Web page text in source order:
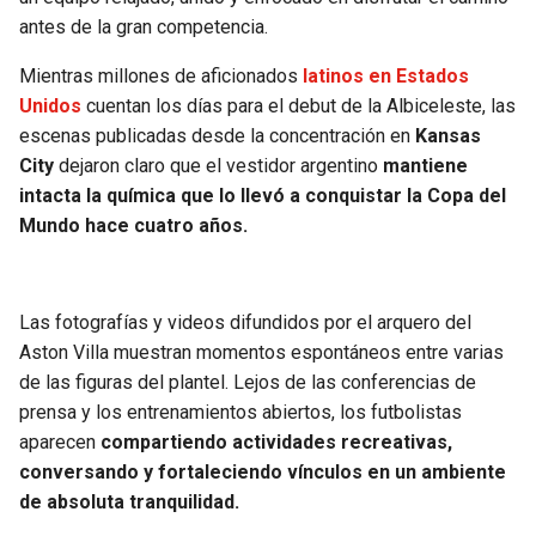
BUCCANEERS
antes de la gran competencia.
Mientras millones de aficionados latinos en Estados
Unidos cuentan los días para el debut de la Albiceleste, las
escenas publicadas desde la concentración en Kansas
City dejaron claro que el vestidor argentino mantiene
intacta la química que lo llevó a conquistar la Copa del
Mundo hace cuatro años.
Las fotografías y videos difundidos por el arquero del
Aston Villa muestran momentos espontáneos entre varias
de las figuras del plantel. Lejos de las conferencias de
prensa y los entrenamientos abiertos, los futbolistas
aparecen compartiendo actividades recreativas,
conversando y fortaleciendo vínculos en un ambiente
de absoluta tranquilidad.